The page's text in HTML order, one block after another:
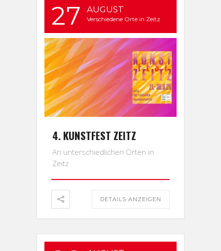
27 AUGUST
Verschiedene Orte in Zeitz
4. KUNSTFEST ZEITZ
An unterschiedlichen Orten in
Zeitz
DETAILS ANZEIGEN